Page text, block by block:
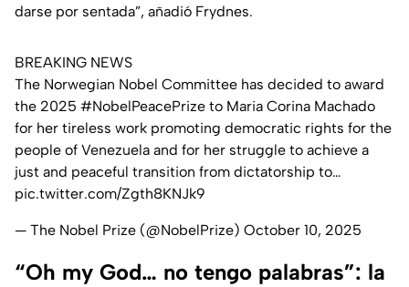
darse por sentada”, añadió Frydnes.
BREAKING NEWS
The Norwegian Nobel Committee has decided to award
the 2025 #NobelPeacePrize to Maria Corina Machado
for her tireless work promoting democratic rights for the
people of Venezuela and for her struggle to achieve a
just and peaceful transition from dictatorship to…
pic.twitter.com/Zgth8KNJk9
— The Nobel Prize (@NobelPrize) October 10, 2025
“Oh my God… no tengo palabras”: la